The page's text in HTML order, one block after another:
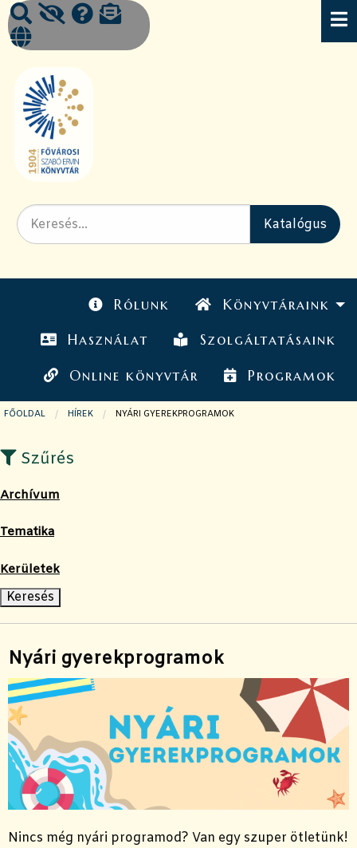
Rólunk Könyvtáraink
Használat Szolgáltatásaink
Online könyvtár Programok
FŐOLDAL HÍREK JELENLEGI OLDAL:
NYÁRI GYEREKPROGRAMOK
Szűrés
Archívum
Tematika
Kerületek
Nyári gyerekprogramok
Nincs még nyári programod? Van egy szuper ötletünk!